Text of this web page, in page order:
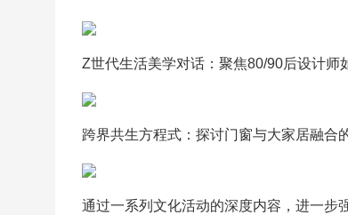
Z世代生活美学对话：聚焦80/90后设计师
跨界共生方程式：探讨门窗与大家居融合
通过一系列文化活动的深度内容，进一步